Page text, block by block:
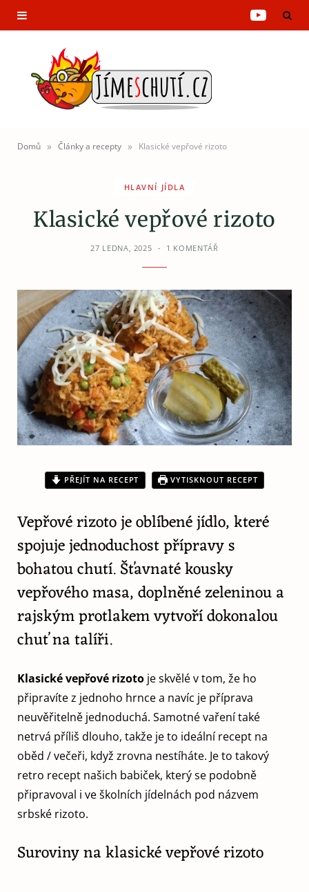
Y
Domů » Články a recepty » Klasické vepřové rizoto
HLAVNÍ JÍDLA
Klasické vepřové rizoto
27 LEDNA, 2025 1 KOMENTÁŘ
PŘEJÍT NA RECEPT VYTISKNOUT RECEPT
Vepřové rizoto je oblíbené jídlo, které
spojuje jednoduchost přípravy s
bohatou chutí. Šťavnaté kousky
vepřového masa, doplněné zeleninou a
rajským protlakem vytvoří dokonalou
chuť na talíři.
Klasické vepřové rizoto je skvělé v tom, že ho
připravíte z jednoho hrnce a navíc je příprava
neuvěřitelně jednoduchá. Samotné vaření také
netrvá příliš dlouho, takže je to ideální recept na
oběd / večeři, když zrovna nestíháte. Je to takový
retro recept našich babiček, který se podobně
připravoval i ve školních jídelnách pod názvem
srbské rizoto.
Suroviny na klasické vepřové rizoto